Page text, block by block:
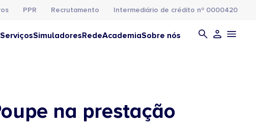
PPR Recrutamento Intermediário de crédito nº 0000420
ServiçosSimuladoresRedeAcademiaSobre nós
na prestação